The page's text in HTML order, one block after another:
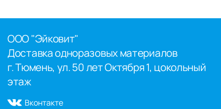
ООО "Эйковит"
Доставка одноразовых материалов
г. Тюмень, ул. 50 лет Октября 1, цокольный
этаж
Вконтакте